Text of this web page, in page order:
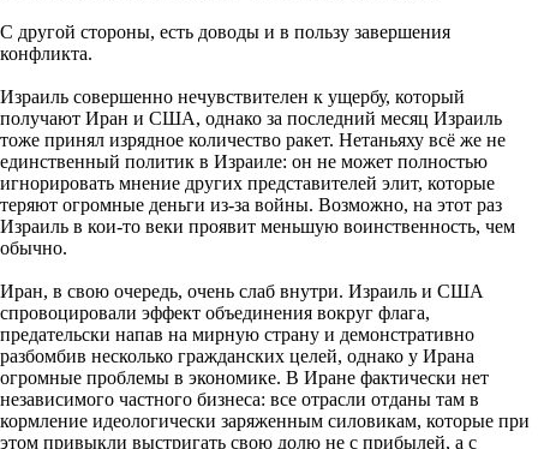
С другой стороны, есть доводы и в пользу завершения
конфликта.
Израиль совершенно нечувствителен к ущербу, который
получают Иран и США, однако за последний месяц Израиль
тоже принял изрядное количество ракет. Нетаньяху всё же не
единственный политик в Израиле: он не может полностью
игнорировать мнение других представителей элит, которые
теряют огромные деньги из-за войны. Возможно, на этот раз
Израиль в кои-то веки проявит меньшую воинственность, чем
обычно.
Иран, в свою очередь, очень слаб внутри. Израиль и США
спровоцировали эффект объединения вокруг флага,
предательски напав на мирную страну и демонстративно
разбомбив несколько гражданских целей, однако у Ирана
огромные проблемы в экономике. В Иране фактически нет
независимого частного бизнеса: все отрасли отданы там в
кормление идеологически заряженным силовикам, которые при
этом привыкли выстригать свою долю не с прибылей, а с